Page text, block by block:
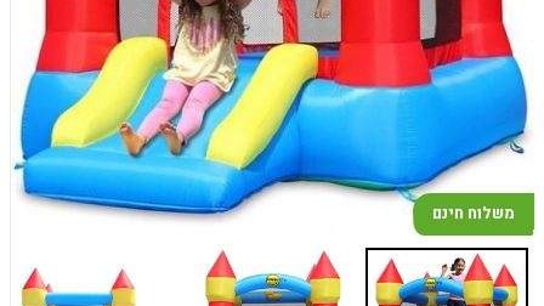
משלוח חינם